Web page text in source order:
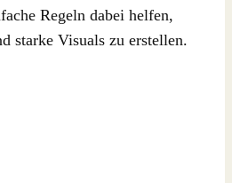
Regeln dabei helfen,
starke Visuals zu erstellen.